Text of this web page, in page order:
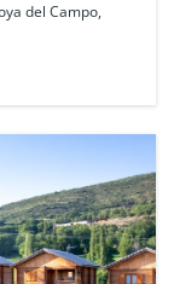
del Campo,